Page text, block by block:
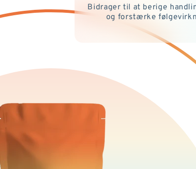
Bidrager til at berige
og forstærke